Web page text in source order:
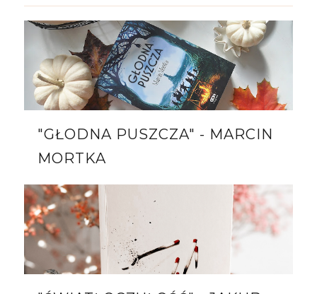
"GŁODNA PUSZCZA" - MARCIN
MORTKA